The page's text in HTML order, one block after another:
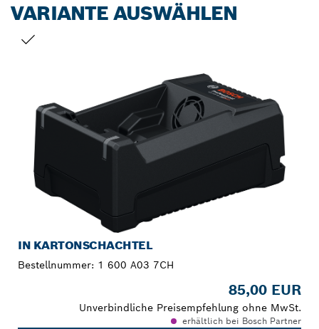
VARIANTE AUSWÄHLEN
IN KARTONSCHACHTEL
Bestellnummer: 1 600 A03 7CH
85,00 EUR
Unverbindliche Preisempfehlung ohne MwSt.
erhältlich bei Bosch Partner